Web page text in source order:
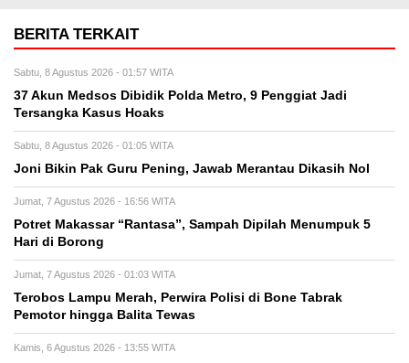
BERITA TERKAIT
Sabtu, 8 Agustus 2026 - 01:57 WITA
37 Akun Medsos Dibidik Polda Metro, 9 Penggiat Jadi
Tersangka Kasus Hoaks
Sabtu, 8 Agustus 2026 - 01:05 WITA
Joni Bikin Pak Guru Pening, Jawab Merantau Dikasih Nol
Jumat, 7 Agustus 2026 - 16:56 WITA
Potret Makassar “Rantasa”, Sampah Dipilah Menumpuk 5
Hari di Borong
Jumat, 7 Agustus 2026 - 01:03 WITA
Terobos Lampu Merah, Perwira Polisi di Bone Tabrak
Pemotor hingga Balita Tewas
Kamis, 6 Agustus 2026 - 13:55 WITA